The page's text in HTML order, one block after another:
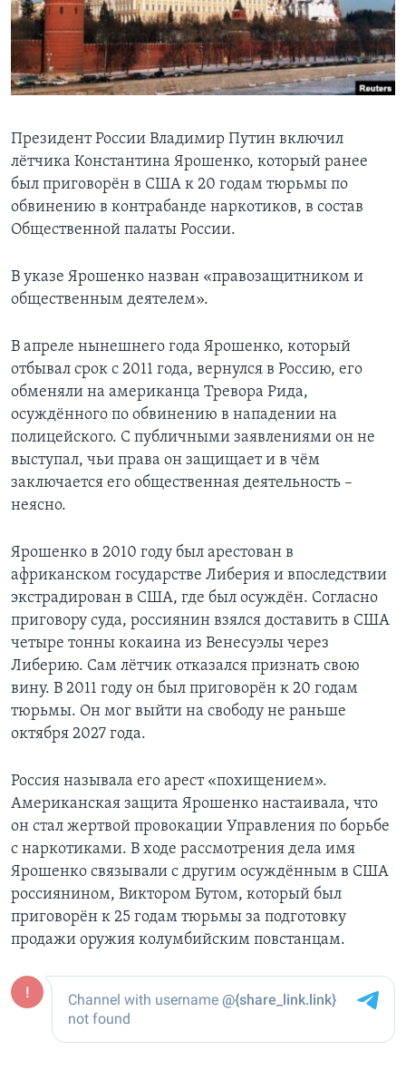
Learning English
СОЦИАЛЬНЫЕ СЕТИ
Языки
Президент России Владимир Путин включил
лётчика Константина Ярошенко, который ранее
был приговорён в США к 20 годам тюрьмы по
обвинению в контрабанде наркотиков, в состав
Общественной палаты России.
В указе Ярошенко назван «правозащитником и
общественным деятелем».
В апреле нынешнего года Ярошенко, который
отбывал срок с 2011 года, вернулся в Россию, его
обменяли на американца Тревора Рида,
осуждённого по обвинению в нападении на
полицейского. С публичными заявлениями он не
выступал, чьи права он защищает и в чём
заключается его общественная деятельность –
неясно.
Ярошенко в 2010 году был арестован в
африканском государстве Либерия и впоследствии
экстрадирован в США, где был осуждён. Согласно
приговору суда, россиянин взялся доставить в США
четыре тонны кокаина из Венесуэлы через
Либерию. Сам лётчик отказался признать свою
вину. В 2011 году он был приговорён к 20 годам
тюрьмы. Он мог выйти на свободу не раньше
октября 2027 года.
Россия называла его арест «похищением».
Американская защита Ярошенко настаивала, что
он стал жертвой провокации Управления по борьбе
с наркотиками. В ходе рассмотрения дела имя
Ярошенко связывали с другим осуждённым в США
россиянином, Виктором Бутом, который был
приговорён к 25 годам тюрьмы за подготовку
продажи оружия колумбийским повстанцам.